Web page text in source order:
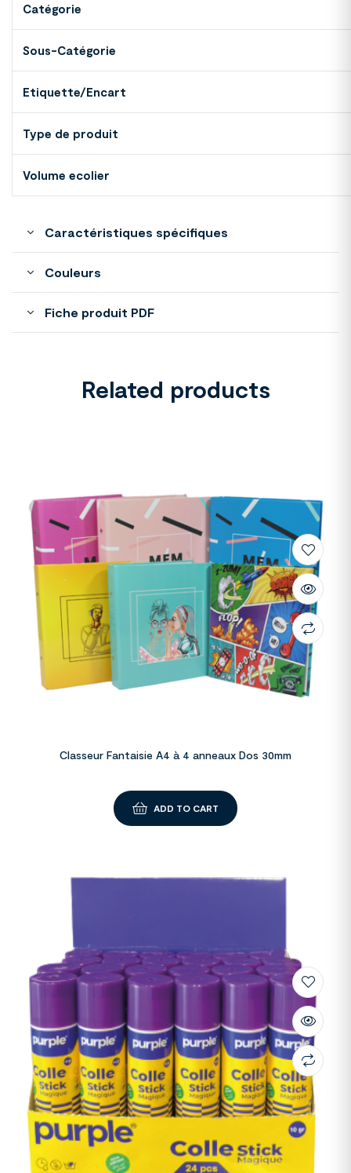
Catégorie
Sous-Catégorie
Etiquette/Encart
Type de produit
Volume ecolier
Caractéristiques spécifiques
Couleurs
Fiche produit PDF
Related products
Classeur Fantaisie A4 à 4 anneaux Dos 30mm
ADD TO CART